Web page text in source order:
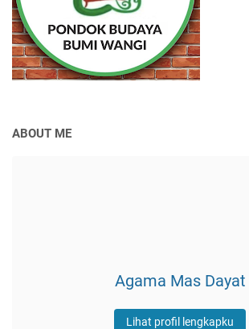
ABOUT ME
Agama Mas Dayat
Lihat profil lengkapku